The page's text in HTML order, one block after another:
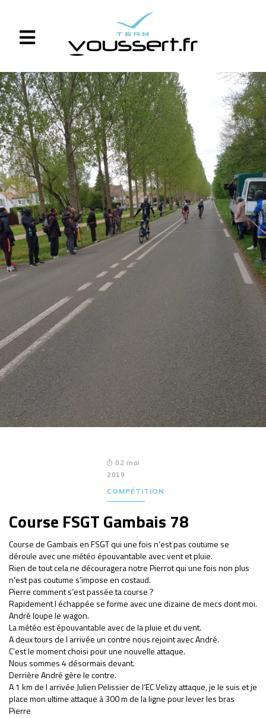
02 mai
2019
COMPÉTITION
Course FSGT Gambais 78
Course de Gambais en FSGT qui une fois n’est pas coutume se
déroule avec une météo épouvantable avec vent et pluie.
Rien de tout cela ne découragera notre Pierrot qui une fois non plus
n’est pas coutume s’impose en costaud.
Pierre comment s’est passée ta course ?
Rapidement l échappée se forme avec une dizaine de mecs dont moi.
André loupe le wagon.
La météo est épouvantable avec de la pluie et du vent.
A deux tours de l arrivée un contre nous rejoint avec André.
C’est le moment choisi pour une nouvelle attaque.
Nous sommes 4 désormais devant.
Derrière André gère le contre.
A 1 km de l arrivée Julien Pelissier de l’EC Velizy attaque, je le suis et je
place mon ultime attaque à 300 m de la ligne pour lever les bras
Pierre